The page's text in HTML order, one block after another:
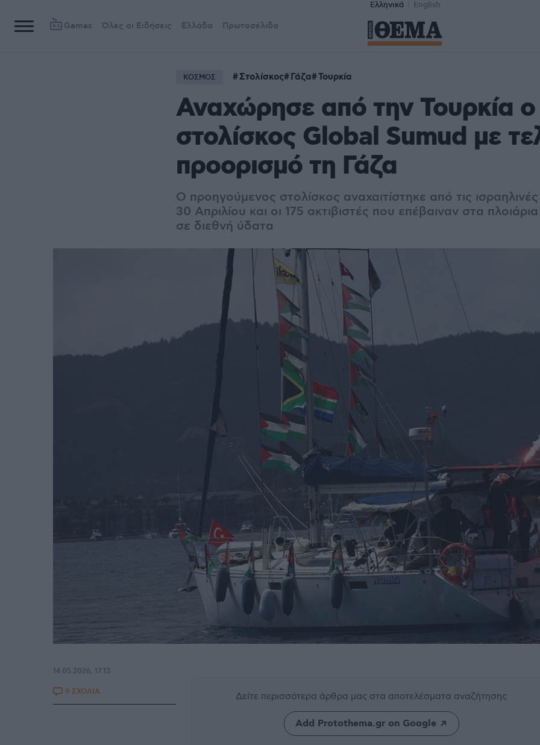
Ελληνικά English
Games Όλες οι Ειδήσεις Ελλάδα Πρωτοσέλιδα
ΚΟΣΜΟΣ Στολίσκος Γάζα Τουρκία
Αναχώρησε από την Τουρκία ο
στολίσκος Global Sumud με
προορισμό τη Γάζα
Ο προηγούμενος στολίσκος αναχαιτίστηκε από τις
30 Απριλίου και οι 175 ακτιβιστές που επέβαιναν στα
σε διεθνή ύδατα
Δείτε περισσότερα άρθρα μας στα αποτελέσματα αναζήτησης
Add Protothema.gr on Google
14.05.2026, 17:13
9 ΣΧΟΛΙΑ